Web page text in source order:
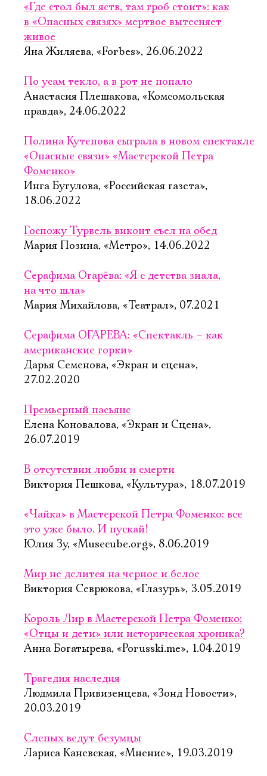
«Где стол был яств, там гроб стоит»: как
в «Опасных связях» мертвое вытесняет
живое
Яна Жиляева, «Forbes», 26.06.2022
По усам текло, а в рот не попало
Анастасия Плешакова, «Комсомольская
правда», 24.06.2022
Полина Кутепова сыграла в новом спектакле
«Опасные связи» «Мастерской Петра
Фоменко»
Инга Бугулова, «Российская газета»,
18.06.2022
Госпожу Турвель виконт съел на обед
Мария Позина, «Метро», 14.06.2022
Серафима Огарёва: «Я с детства знала,
на что шла»
Мария Михайлова, «Театрал», 07.2021
Серафима ОГАРЕВА: «Спектакль – как
американские горки»
Дарья Семенова, «Экран и сцена»,
27.02.2020
Премьерный пасьянс
Елена Коновалова, «Экран и Сцена»,
26.07.2019
В отсутствии любви и смерти
Виктория Пешкова, «Культура», 18.07.2019
«Чайка» в Мастерской Петра Фоменко: все
это уже было. И пускай!
Юлия Зу, «Musecube.org», 8.06.2019
Мир не делится на черное и белое
Виктория Севрюкова, «Глазурь», 3.05.2019
Король Лир в Мастерской Петра Фоменко:
«Отцы и дети» или историческая хроника?
Анна Богатырева, «Porusski.me», 1.04.2019
Трагедия наследия
Людмила Привизенцева, «Зонд Новости»,
20.03.2019
Слепых ведут безумцы
Лариса Каневская, «Мнение», 19.03.2019